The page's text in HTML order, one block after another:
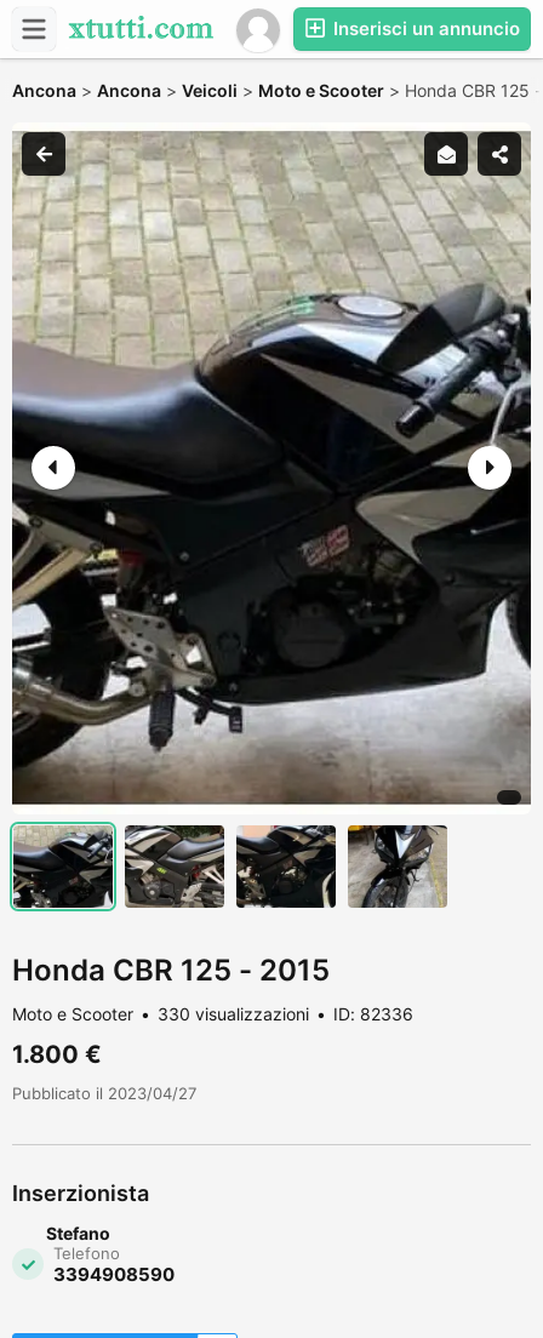
Inserisci un annuncio
Ancona > Ancona > Veicoli > Moto e Scooter > Honda CBR 125
Honda CBR 125 - 2015
Moto e Scooter 330 visualizzazioni ID: 82336
1.800 €
Pubblicato il 2023/04/27
Inserzionista
Stefano
Telefono
3394908590